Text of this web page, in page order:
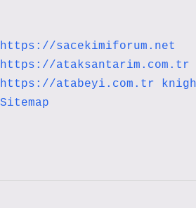
https://sacekimiforum.net
https://ataksantarim.com.tr
https://atabeyi.com.tr
Sitemap